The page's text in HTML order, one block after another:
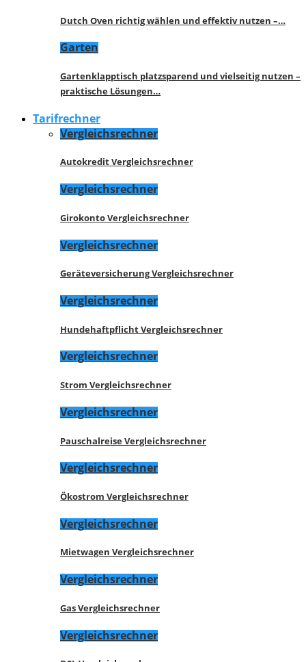
Dutch Oven richtig wählen und effektiv nutzen –…
Garten
Gartenklapptisch platzsparend und vielseitig nutzen –
praktische Lösungen…
Tarifrechner
Vergleichsrechner
Autokredit Vergleichsrechner
Vergleichsrechner
Girokonto Vergleichsrechner
Vergleichsrechner
Geräteversicherung Vergleichsrechner
Vergleichsrechner
Hundehaftpflicht Vergleichsrechner
Vergleichsrechner
Strom Vergleichsrechner
Vergleichsrechner
Pauschalreise Vergleichsrechner
Vergleichsrechner
Ökostrom Vergleichsrechner
Vergleichsrechner
Mietwagen Vergleichsrechner
Vergleichsrechner
Gas Vergleichsrechner
Vergleichsrechner